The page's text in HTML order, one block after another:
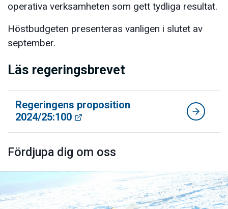
operativa verksamheten som gett tydliga resultat.
Höstbudgeten presenteras vanligen i slutet av
september.
Läs regeringsbrevet
Regeringens proposition
2024/25:100
Fördjupa dig om oss